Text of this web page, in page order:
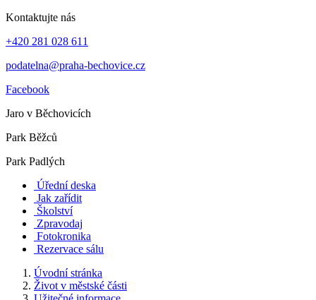
Kontaktujte nás
+420 281 028 611
podatelna@praha-bechovice.cz
Facebook
Jaro v Běchovicích
Park Běžců
Park Padlých
Úřední deska
Jak zařídit
Školství
Zpravodaj
Fotokronika
Rezervace sálu
Úvodní stránka
Život v městské části